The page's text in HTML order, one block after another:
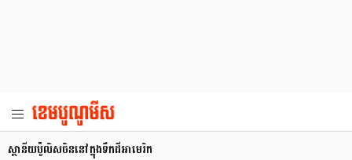
ស្ថានីយប៉ូលិសចិននៅក្នុងទឹកដីអាមេរិក